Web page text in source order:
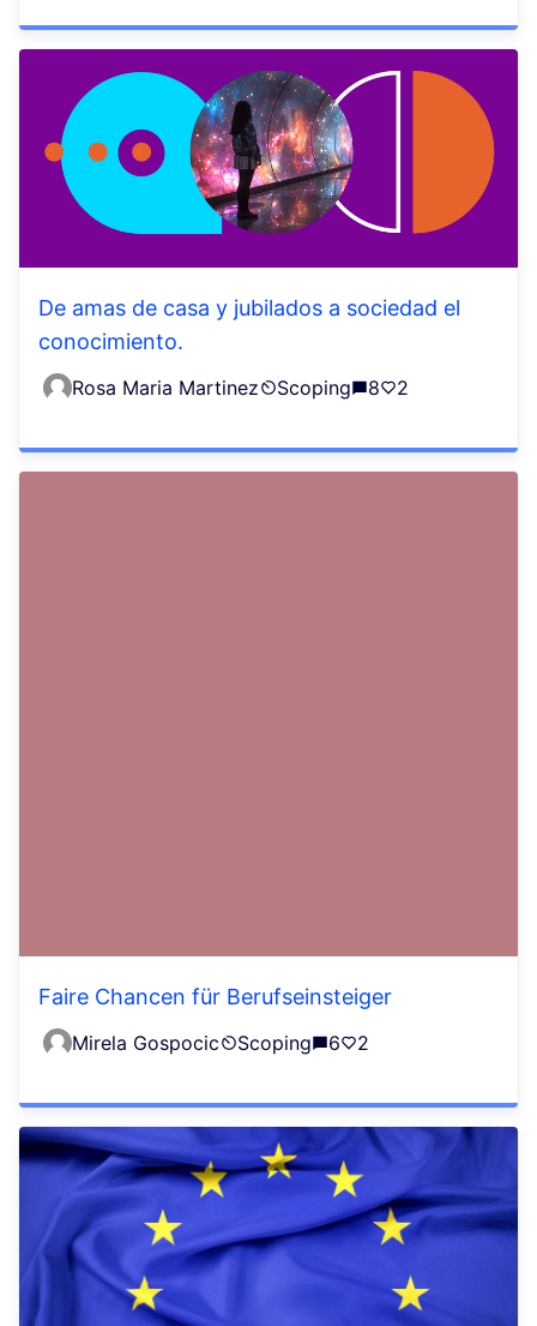
De amas de casa y jubilados a sociedad el
conocimiento.
Rosa Maria Martinez Scoping 8 2
Faire Chancen für Berufseinsteiger
Mirela Gospocic Scoping 6 2